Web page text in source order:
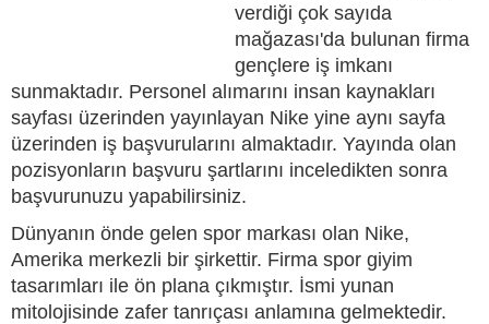
verdiği çok sayıda
mağazası'da bulunan firma
gençlere iş imkanı
sunmaktadır. Personel alımarını insan kaynakları
sayfası üzerinden yayınlayan Nike yine aynı sayfa
üzerinden iş başvurularını almaktadır. Yayında olan
pozisyonların başvuru şartlarını inceledikten sonra
başvurunuzu yapabilirsiniz.
Dünyanın önde gelen spor markası olan Nike,
Amerika merkezli bir şirkettir. Firma spor giyim
tasarımları ile ön plana çıkmıştır. İsmi yunan
mitolojisinde zafer tanrıçası anlamına gelmektedir.